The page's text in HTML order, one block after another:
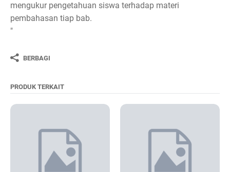
mengukur pengetahuan siswa terhadap materi
pembahasan tiap bab.
"
BERBAGI
PRODUK TERKAIT